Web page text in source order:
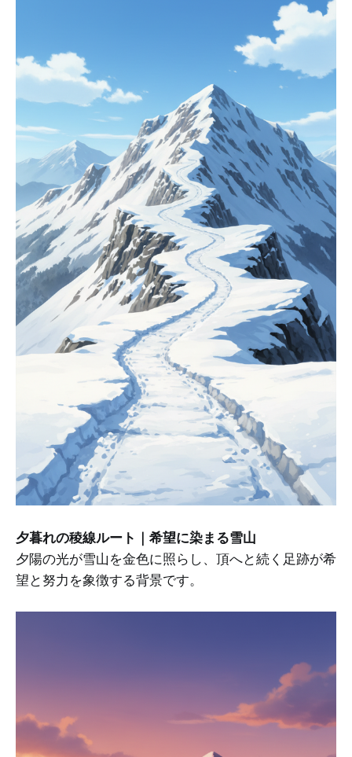
夕暮れの稜線ルート｜希望に染まる雪山
夕陽の光が雪山を金色に照らし、頂へと続く足跡が希
望と努力を象徴する背景です。